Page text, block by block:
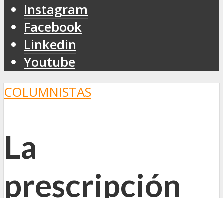
Instagram
Facebook
Linkedin
Youtube
COLUMNISTAS
La
prescripción